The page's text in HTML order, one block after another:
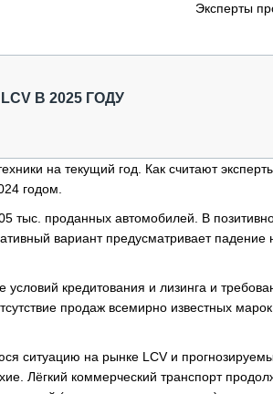
Эксперты
В 2025 ГОДУ
на текущий год. Как считают
годом.
тыс. проданных автомобилей. В
вариант предусматривает падение
условий кредитования и лизинга и
продаж всемирно известных
ситуацию на рынке LCV и
Лёгкий коммерческий транспорт